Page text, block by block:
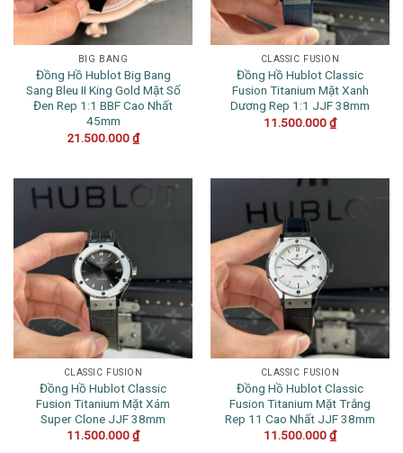
BIG BANG
Đồng Hồ Hublot Big Bang
Sang Bleu II King Gold Mặt Số
Đen Rep 1:1 BBF Cao Nhất
45mm
21.500.000₫
CLASSIC FUSION
Đồng Hồ Hublot Classic
Fusion Titanium Mặt Xanh
Dương Rep 1:1 JJF 38mm
11.500.000₫
CLASSIC FUSION
Đồng Hồ Hublot Classic
Fusion Titanium Mặt Xám
Super Clone JJF 38mm
11.500.000₫
CLASSIC FUSION
Đồng Hồ Hublot Classic
Fusion Titanium Mặt Trắng
Rep 11 Cao Nhất JJF 38mm
11.500.000₫